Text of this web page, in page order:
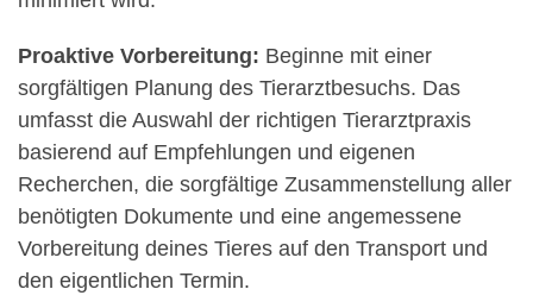
Proaktive Vorbereitung: Beginne mit einer
sorgfältigen Planung des Tierarztbesuchs. Das
umfasst die Auswahl der richtigen Tierarztpraxis
basierend auf Empfehlungen und eigenen
Recherchen, die sorgfältige Zusammenstellung aller
benötigten Dokumente und eine angemessene
Vorbereitung deines Tieres auf den Transport und
den eigentlichen Termin.